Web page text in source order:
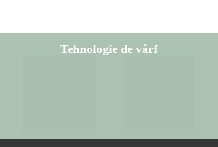
Tehnologie de vârf